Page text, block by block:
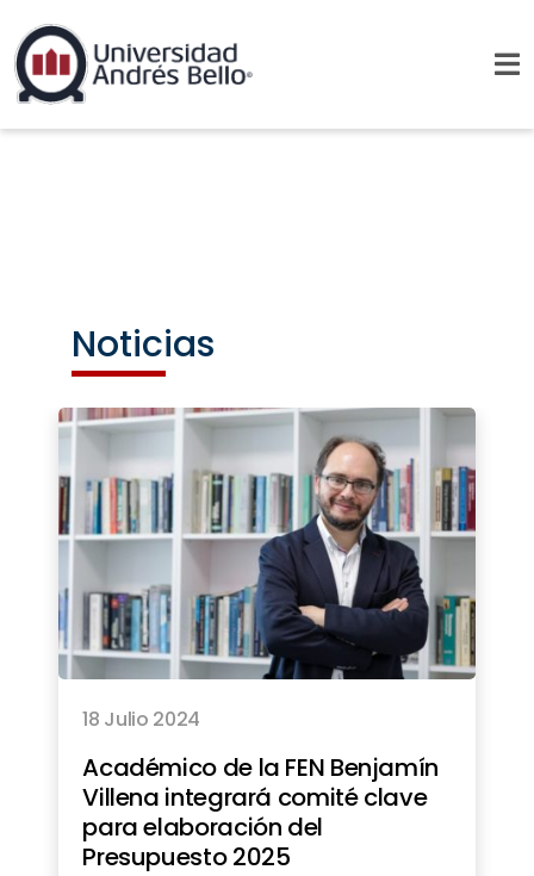
Noticias
18 Julio 2024
Académico de la FEN Benjamín
Villena integrará comité clave
para elaboración del
Presupuesto 2025